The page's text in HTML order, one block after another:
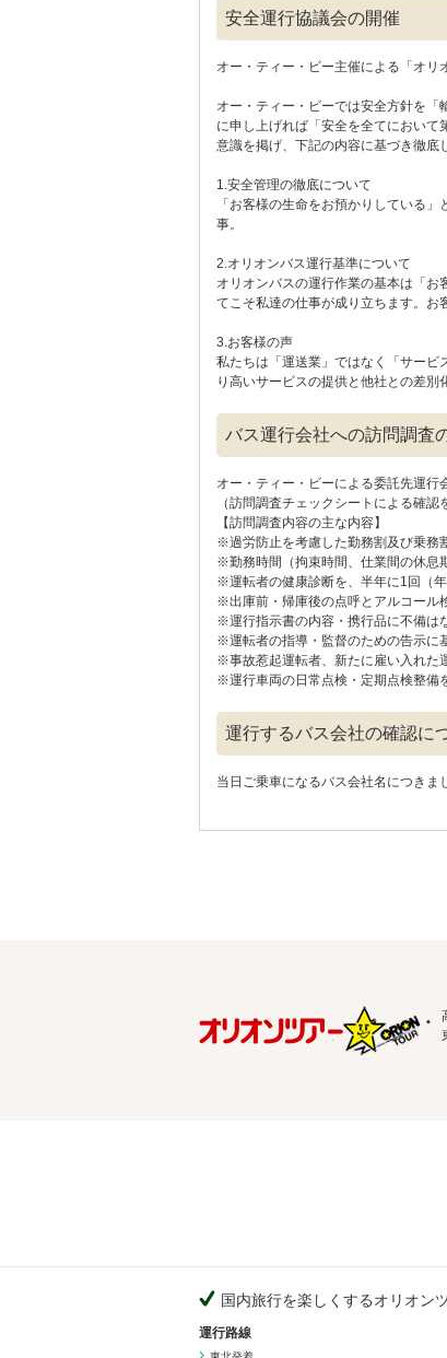
安全運行協議会の開催
オー・ティー・ビー主催による「オリ
オー・ティー・ビーでは安全方針を
に申し上げれば「安全を全てにおい
意識を掲げ、下記の内容に基づき徹底
1.安全管理の徹底について
「お客様の生命をお預かりしている
事。
2.オリオンバス運行基準について
オリオンバスの運行作業の基本は「
てこそ私達の仕事が成り立ちます。お
3.お客様の声
私たちは「運送業」ではなく「サービ
り高いサービスの提供と他社との差別
バス運行会社への訪問調査
オー・ティー・ビーによる委託先運行
（訪問調査チェックシートによる確認
【訪問調査内容の主な内容】
※過労防止を考慮した勤務割及び乗務
※勤務時間（拘束時間、仕業間の休息
※運転者の健康診断を、半年に1回（
※出庫前・帰庫後の点呼とアルコール
※運行指示書の内容・携行品に不備は
※運転者の指導・監督のための告示に
※事故惹起運転者、新たに雇い入れた
※運行車両の日常点検・定期点検整備
運行するバス会社の確認に
当日ご乗車になるバス会社名につきま
国内旅行を楽しくするオリオン
運行路線